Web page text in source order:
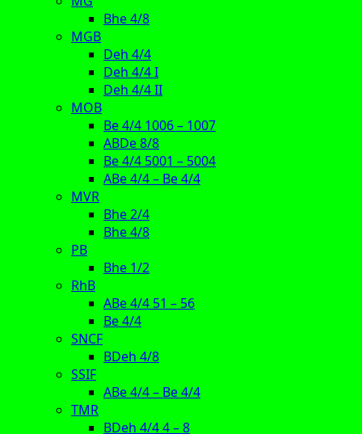
Bhe 4/8
MGB
Deh 4/4
Deh 4/4 I
Deh 4/4 II
MOB
Be 4/4 1006 – 1007
ABDe 8/8
Be 4/4 5001 – 5004
ABe 4/4 – Be 4/4
MVR
Bhe 2/4
Bhe 4/8
PB
Bhe 1/2
RhB
ABe 4/4 51 – 56
Be 4/4
SNCF
BDeh 4/8
SSIF
ABe 4/4 – Be 4/4
TMR
BDeh 4/4 4 – 8